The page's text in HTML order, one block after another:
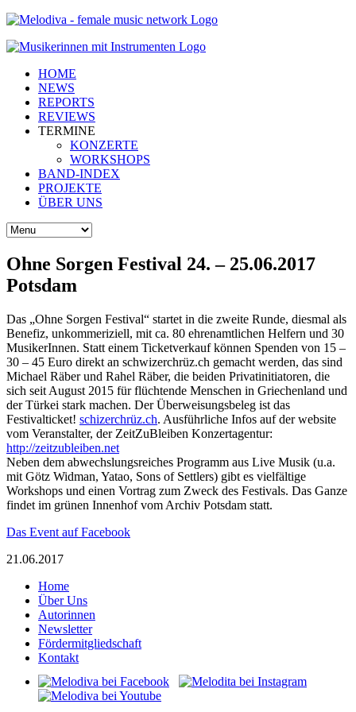
HOME
NEWS
REPORTS
REVIEWS
TERMINE
KONZERTE
WORKSHOPS
BAND-INDEX
PROJEKTE
ÜBER UNS
Ohne Sorgen Festival 24. – 25.06.2017
Potsdam
Das „Ohne Sorgen Festival“ startet in die zweite Runde, diesmal als
Benefiz, unkommeriziell, mit ca. 80 ehrenamtlichen Helfern und 30
MusikerInnen. Statt einem Ticketverkauf können Spenden von 15 –
30 – 45 Euro direkt an schwizerchrüz.ch gemacht werden, das sind
Michael Räber und Rahel Räber, die beiden Privatinitiatoren, die
sich seit August 2015 für flüchtende Menschen in Griechenland und
der Türkei stark machen. Der Überweisungsbeleg ist das
Festivalticket! schizerchrüz.ch. Ausführliche Infos auf der website
vom Veranstalter, der ZeitZuBleiben Konzertagentur:
http://zeitzubleiben.net
Neben dem abwechslungsreiches Programm aus Live Musik (u.a.
mit Götz Widman, Yatao, Sons of Settlers) gibt es vielfältige
Workshops und einen Vortrag zum Zweck des Festivals. Das Ganze
findet im grünen Innenhof vom Archiv Potsdam statt.
Das Event auf Facebook
21.06.2017
Home
Über Uns
Autorinnen
Newsletter
Fördermitgliedschaft
Kontakt